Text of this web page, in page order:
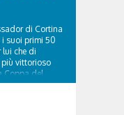
di Cortina
i suoi primi 50
che di
vittorioso
Coppa del
e 29 podi
Cortina ..